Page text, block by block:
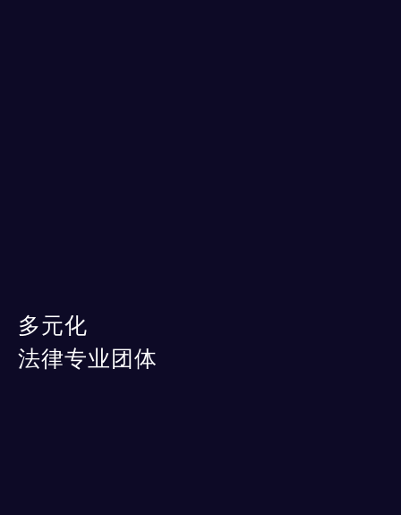
多元化
法律专业团体